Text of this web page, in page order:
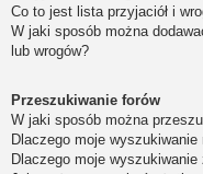
Co to jest lista przyjaciół i
W jaki sposób można
lub wrogów?
Przeszukiwanie forów
W jaki sposób można
Dlaczego moje
Dlaczego moje